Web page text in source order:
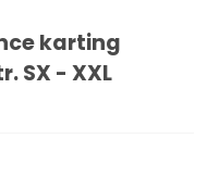
karting
SX - XXL